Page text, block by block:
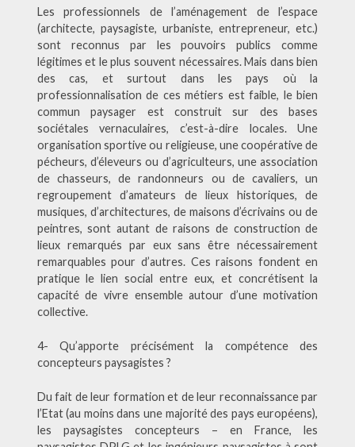
Les professionnels de l’aménagement de l’espace
(architecte, paysagiste, urbaniste, entrepreneur, etc.)
sont reconnus par les pouvoirs publics comme
légitimes et le plus souvent nécessaires. Mais dans bien
des cas, et surtout dans les pays où la
professionnalisation de ces métiers est faible, le bien
commun paysager est construit sur des bases
sociétales vernaculaires, c’est-à-dire locales. Une
organisation sportive ou religieuse, une coopérative de
pécheurs, d’éleveurs ou d’agriculteurs, une association
de chasseurs, de randonneurs ou de cavaliers, un
regroupement d’amateurs de lieux historiques, de
musiques, d’architectures, de maisons d’écrivains ou de
peintres, sont autant de raisons de construction de
lieux remarqués par eux sans être nécessairement
remarquables pour d’autres. Ces raisons fondent en
pratique le lien social entre eux, et concrétisent la
capacité de vivre ensemble autour d’une motivation
collective.
4- Qu’apporte précisément la compétence des
concepteurs paysagistes ?
Du fait de leur formation et de leur reconnaissance par
l’Etat (au moins dans une majorité des pays européens),
les paysagistes concepteurs – en France, les